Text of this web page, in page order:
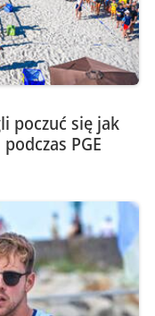
poczuć się jak
PGE